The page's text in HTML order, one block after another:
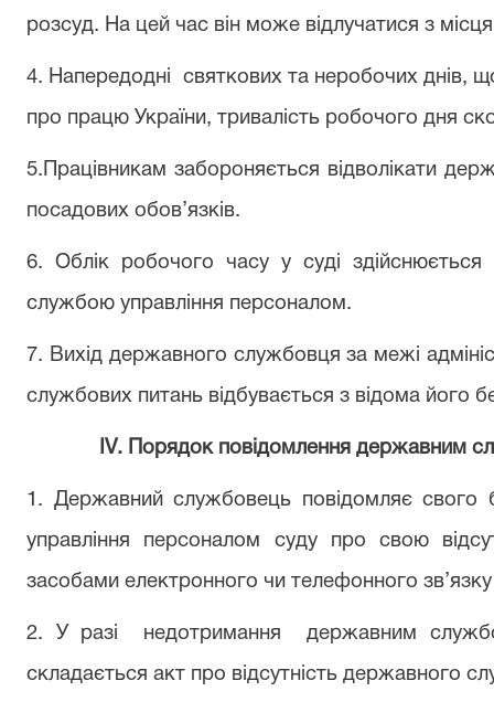
розсуд. На цей час він може відлучатися з
4. Напередодні святкових та неробочих днів,
про працю України, тривалість робочого дня
5.Працівникам забороняється відволікати
посадових обов’язків.
6. Облік робочого часу у суді здійснюється
службою управління персоналом.
7. Вихід державного службовця за межі
службових питань відбувається з відома його
V. Порядок повідомлення державним
1. Державний службовець повідомляє свого
управління персоналом суду про свою
засобами електронного чи телефонного
2. У разі недотримання державним
складається акт про відсутність державного